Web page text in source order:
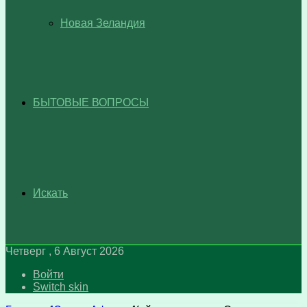
Новая Зеландия
БЫТОВЫЕ ВОПРОСЫ
Искать
Четверг , 6 Август 2026
Войти
Switch skin